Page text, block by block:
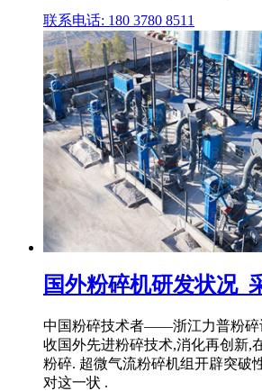
联系电话: 180 3780 8511
国外粉碎机研发状况_
中国粉碎技术者——浙江力普粉碎
收国外先进粉碎技术,消化再创新,
粉碎. 超微气流粉碎机组开辟突破
对这一状 .